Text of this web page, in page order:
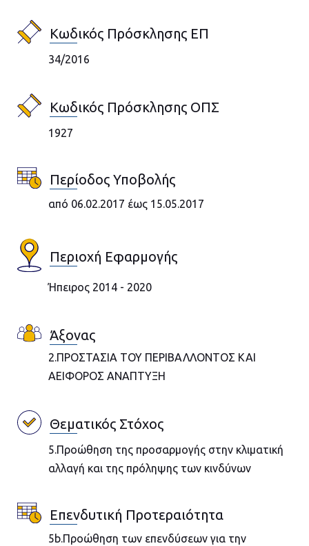
Κωδικός Πρόσκλησης ΕΠ
34/2016
Κωδικός Πρόσκλησης ΟΠΣ
1927
Περίοδος Υποβολής
από 06.02.2017 έως 15.05.2017
Περιοχή Εφαρμογής
Ήπειρος 2014 - 2020
Άξονας
2.ΠΡΟΣΤΑΣΙΑ ΤΟΥ ΠΕΡΙΒΑΛΛΟΝΤΟΣ ΚΑΙ
ΑΕΙΦΟΡΟΣ ΑΝΑΠΤΥΞΗ
Θεματικός Στόχος
5.Προώθηση της προσαρμογής στην κλιματική
αλλαγή και της πρόληψης των κινδύνων
Επενδυτική Προτεραιότητα
5b.Προώθηση των επενδύσεων για την